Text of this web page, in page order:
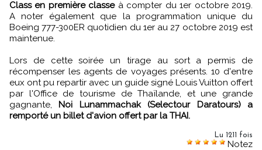
Class en première classeà compter du 1er octobre 2019.
A noter également que la programmation unique du
Boeing 777-300ER quotidien du 1er au 27 octobre 2019 est
maintenue.
Lors de cette soirée un tirage au sort a permis de
récompenser les agents de voyages présents. 10 d'entre
eux ont pu repartir avec un guide signé Louis Vuitton offert
par l'Office de tourisme de Thaïlande, et une grande
gagnante,
Noi Lunammachak (Selectour Daratours) a
remporté un billet d'avion offert par la THAI.
Lu 1211 fois
Notez